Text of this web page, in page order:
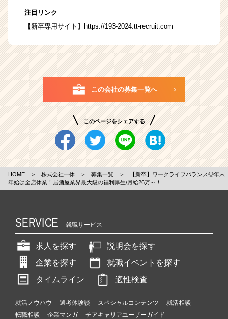
注目リンク
【新卒専用サイト】
https://193-2024.tt-recruit.com
この会社の募集一覧へ
このページをシェアする
HOME ＞ 株式会社一休 ＞ 募集一覧 ＞
【新卒】ワークライフバランス◎年末
年始は全店休業！居酒屋業界最大級の福利厚生/月給26万～！
SERVICE 就職サービス
求人を探す
説明会を探す
企業を探す
就職イベントを探す
タイムライン
適性検査
就活ノウハウ 選考体験談 スペシャルコンテンツ
就活相談
転職相談
企業マンガ チアキャリアユーザーガイド